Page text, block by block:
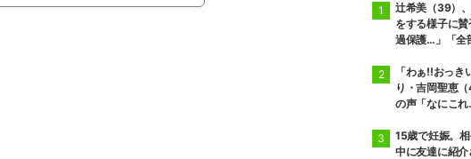
辻希美（39）
をする様子に
過保護…」「全
「わぁ!!おっ
り・吉岡聖恵
の声「なにこ
15歳で妊娠。
中に友達に紹介